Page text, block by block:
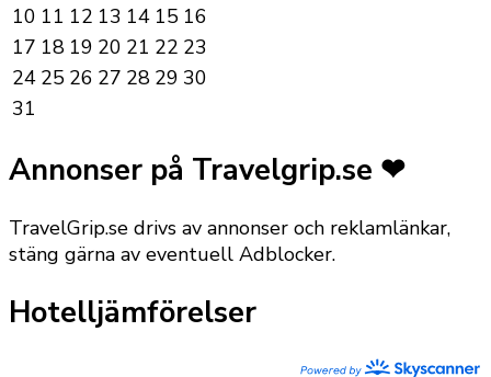
10 11 12 13 14 15 16
17 18 19 20 21 22 23
24 25 26 27 28 29 30
31
Annonser på Travelgrip.se ❤
TravelGrip.se drivs av annonser och reklamlänkar,
stäng gärna av eventuell Adblocker.
Hotelljämförelser